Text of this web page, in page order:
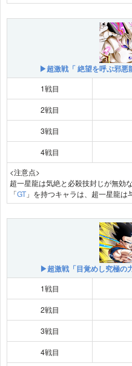
▶超激戦「 絶望を呼ぶ邪悪
1戦目
2戦目
3戦目
4戦目
<注意点>
超一星龍は気絶と必殺技封じが無効
「GT 」を持つキャラは、超一星龍は
▶超激戦「目覚めし究極の
1戦目
2戦目
3戦目
4戦目